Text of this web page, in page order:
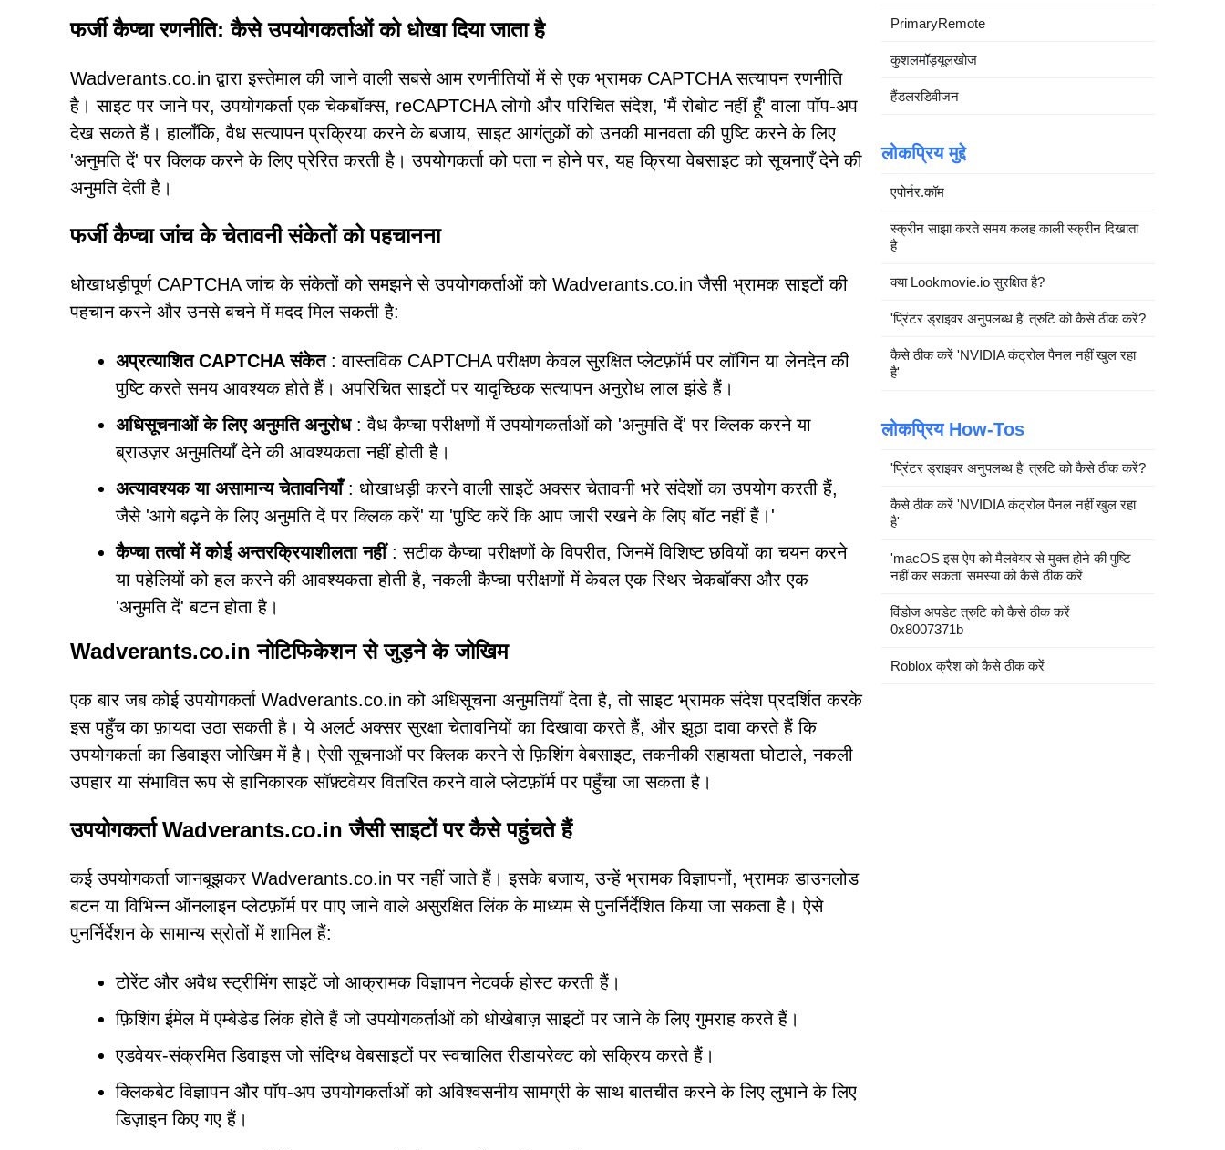
फर्जी कैप्चा रणनीति: कैसे उपयोगकर्ताओं को धोखा दिया जाता है
Wadverants.co.in द्वारा इस्तेमाल की जाने वाली सबसे आम रणनीतियों में से एक भ्रामक CAPTCHA सत्यापन रणनीति
है। साइट पर जाने पर, उपयोगकर्ता एक चेकबॉक्स, reCAPTCHA लोगो और परिचित संदेश, 'मैं रोबोट नहीं हूँ' वाला पॉप-अप
देख सकते हैं। हालाँकि, वैध सत्यापन प्रक्रिया करने के बजाय, साइट आगंतुकों को उनकी मानवता की पुष्टि करने के लिए
'अनुमति दें' पर क्लिक करने के लिए प्रेरित करती है। उपयोगकर्ता को पता न होने पर, यह क्रिया वेबसाइट को सूचनाएँ देने की
अनुमति देती है।
फर्जी कैप्चा जांच के चेतावनी संकेतों को पहचानना
धोखाधड़ीपूर्ण CAPTCHA जांच के संकेतों को समझने से उपयोगकर्ताओं को Wadverants.co.in जैसी भ्रामक साइटों की
पहचान करने और उनसे बचने में मदद मिल सकती है:
अप्रत्याशित CAPTCHA संकेत: वास्तविक CAPTCHA परीक्षण केवल सुरक्षित प्लेटफ़ॉर्म पर लॉगिन या लेनदेन की
पुष्टि करते समय आवश्यक होते हैं। अपरिचित साइटों पर यादृच्छिक सत्यापन अनुरोध लाल झंडे हैं।
अधिसूचनाओं के लिए अनुमति अनुरोध: वैध कैप्चा परीक्षणों में उपयोगकर्ताओं को 'अनुमति दें' पर क्लिक करने या
ब्राउज़र अनुमतियाँ देने की आवश्यकता नहीं होती है।
अत्यावश्यक या असामान्य चेतावनियाँ: धोखाधड़ी करने वाली साइटें अक्सर चेतावनी भरे संदेशों का उपयोग करती हैं,
जैसे 'आगे बढ़ने के लिए अनुमति दें पर क्लिक करें' या 'पुष्टि करें कि आप जारी रखने के लिए बॉट नहीं हैं।'
कैप्चा तत्वों में कोई अन्तरक्रियाशीलता नहीं: सटीक कैप्चा परीक्षणों के विपरीत, जिनमें विशिष्ट छवियों का चयन करने
या पहेलियों को हल करने की आवश्यकता होती है, नकली कैप्चा परीक्षणों में केवल एक स्थिर चेकबॉक्स और एक
'अनुमति दें' बटन होता है।
Wadverants.co.in नोटिफिकेशन से जुड़ने के जोखिम
एक बार जब कोई उपयोगकर्ता Wadverants.co.in को अधिसूचना अनुमतियाँ देता है, तो साइट भ्रामक संदेश प्रदर्शित करके
इस पहुँच का फ़ायदा उठा सकती है। ये अलर्ट अक्सर सुरक्षा चेतावनियों का दिखावा करते हैं, और झूठा दावा करते हैं कि
उपयोगकर्ता का डिवाइस जोखिम में है। ऐसी सूचनाओं पर क्लिक करने से फ़िशिंग वेबसाइट, तकनीकी सहायता घोटाले, नकली
उपहार या संभावित रूप से हानिकारक सॉफ़्टवेयर वितरित करने वाले प्लेटफ़ॉर्म पर पहुँचा जा सकता है।
उपयोगकर्ता Wadverants.co.in जैसी साइटों पर कैसे पहुंचते हैं
कई उपयोगकर्ता जानबूझकर Wadverants.co.in पर नहीं जाते हैं। इसके बजाय, उन्हें भ्रामक विज्ञापनों, भ्रामक डाउनलोड
बटन या विभिन्न ऑनलाइन प्लेटफ़ॉर्म पर पाए जाने वाले असुरक्षित लिंक के माध्यम से पुनर्निर्देशित किया जा सकता है। ऐसे
पुनर्निर्देशन के सामान्य स्रोतों में शामिल हैं:
टोरेंट और अवैध स्ट्रीमिंग साइटें जो आक्रामक विज्ञापन नेटवर्क होस्ट करती हैं।
फ़िशिंग ईमेल में एम्बेडेड लिंक होते हैं जो उपयोगकर्ताओं को धोखेबाज़ साइटों पर जाने के लिए गुमराह करते हैं।
एडवेयर-संक्रमित डिवाइस जो संदिग्ध वेबसाइटों पर स्वचालित रीडायरेक्ट को सक्रिय करते हैं।
क्लिकबेट विज्ञापन और पॉप-अप उपयोगकर्ताओं को अविश्वसनीय सामग्री के साथ बातचीत करने के लिए लुभाने के लिए
डिज़ाइन किए गए हैं।
PrimaryRemote
कुशलमॉड्यूलखोज
हैंडलरडिवीजन
लोकप्रिय मुद्दे
एपोर्नर.कॉम
स्क्रीन साझा करते समय कलह काली स्क्रीन दिखाता
है
क्या Lookmovie.io सुरक्षित है?
'प्रिंटर ड्राइवर अनुपलब्ध है' त्रुटि को कैसे ठीक करें?
कैसे ठीक करें 'NVIDIA कंट्रोल पैनल नहीं खुल रहा
है'
लोकप्रिय How-Tos
'प्रिंटर ड्राइवर अनुपलब्ध है' त्रुटि को कैसे ठीक करें?
कैसे ठीक करें 'NVIDIA कंट्रोल पैनल नहीं खुल रहा
है'
'macOS इस ऐप को मैलवेयर से मुक्त होने की पुष्टि
नहीं कर सकता' समस्या को कैसे ठीक करें
विंडोज अपडेट त्रुटि को कैसे ठीक करें
0x8007371b
Roblox क्रैश को कैसे ठीक करें